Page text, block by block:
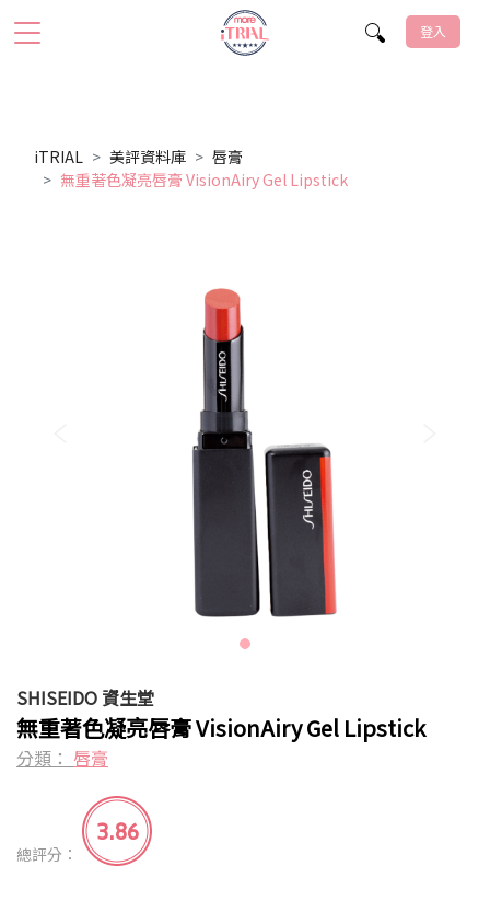
登入
iTRIAL 美評資料庫
唇膏
無重著色凝亮唇膏 VisionAiry Gel Lipstick
SHISEIDO 資生堂
無重著色凝亮唇膏 VisionAiry Gel Lipstick
分類： 唇膏
總評分：
3.86